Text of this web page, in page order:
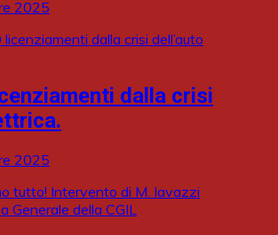
2025
dalla crisi
2025